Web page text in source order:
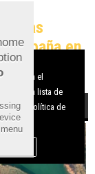
las
España en
para el
la lista de
nuestra Política de